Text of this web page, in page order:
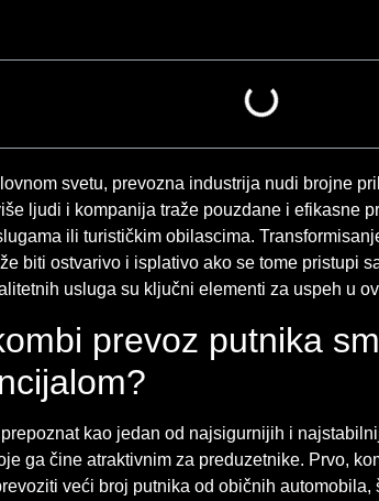
svetu, prevozna industrija nudi brojne
ljudi i kompanija traže pouzdane i efikasne
ili turističkim obilascima.
biti ostvarivo i isplativo ako se tome pristupi
usluga su ključni elementi za uspeh u
prevoz putnika
kao jedan od najsigurnijih i
ga čine atraktivnim za preduzetnike. Prvo,
veći broj putnika od običnih